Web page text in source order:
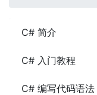
C# 简介
C# 入门教程
C# 编写代码语法